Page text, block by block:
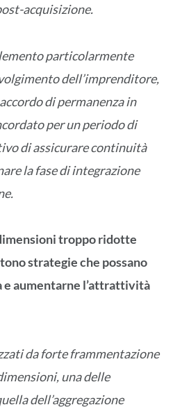
acquisizione.
particolarmente
dell’imprenditore,
di permanenza in
per un periodo di
di assicurare continuità
la fase di integrazione
troppo ridotte
strategie che possano
aumentarne l’attrattività
da forte frammentazione
una delle
dell’aggregazione